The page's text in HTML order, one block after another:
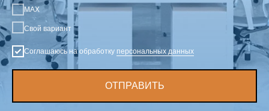
MAX
Свой вариант
Соглашаюсь на обработку персональных данных
ОТПРАВИТЬ